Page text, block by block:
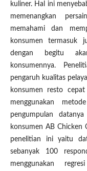
kuliner. Hal ini
memenangkan
memahami dan
konsumen termasuk
dengan begitu
konsumennya.
pengaruh kualitas
konsumen resto
menggunakan
pengumpulan
konsumen AB Chicken
penelitian ini yaitu
sebanyak 100
menggunakan